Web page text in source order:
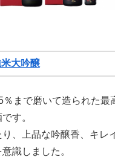
大吟醸
％まで磨いて造られた最
す。
、上品な吟醸香、キレ
識しました。